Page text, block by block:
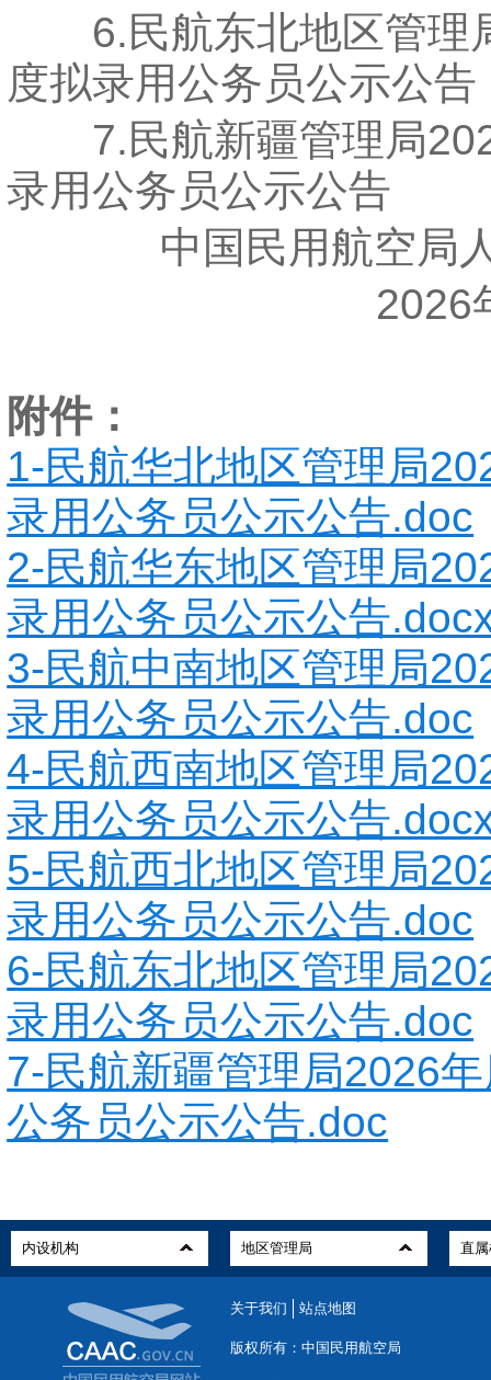
6.民航东北地区管理
度拟录用公务员公示公告
7.民航新疆管理局
录用公务员公示公告
中国民用航空局
2026
附件：
1-民航华北地区管理局
录用公务员公示公告.doc
2-民航华东地区管理局
录用公务员公示公告
3-民航中南地区管理局
录用公务员公示公告.doc
4-民航西南地区管理局
录用公务员公示公告
5-民航西北地区管理局
录用公务员公示公告.doc
6-民航东北地区管理局
录用公务员公示公告.doc
7-民航新疆管理局2026
公务员公示公告.doc
关于我们 站点地图
版权所有：中国民用航空局